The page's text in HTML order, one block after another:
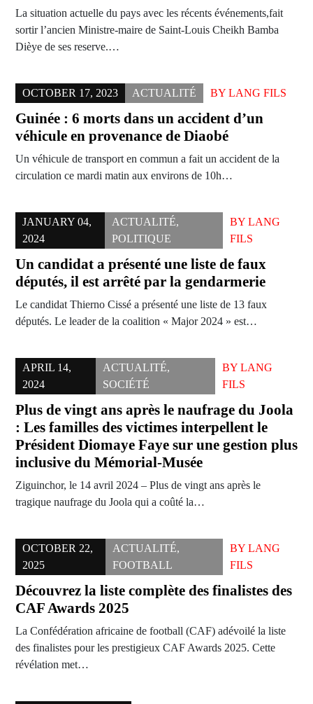
La situation actuelle du pays avec les récents événements,fait
sortir l’ancien Ministre-maire de Saint-Louis Cheikh Bamba
Dièye de ses reserve.…
OCTOBER 17, 2023 ACTUALITÉ BY LANG FILS
Guinée : 6 morts dans un accident d’un
véhicule en provenance de Diaobé
Un véhicule de transport en commun a fait un accident de la
circulation ce mardi matin aux environs de 10h…
JANUARY 04,
2024
ACTUALITÉ,
POLITIQUE
BY LANG
FILS
Un candidat a présenté une liste de faux
députés, il est arrêté par la gendarmerie
Le candidat Thierno Cissé a présenté une liste de 13 faux
députés. Le leader de la coalition « Major 2024 » est…
APRIL 14,
2024
ACTUALITÉ,
SOCIÉTÉ
BY LANG
FILS
Plus de vingt ans après le naufrage du Joola
: Les familles des victimes interpellent le
Président Diomaye Faye sur une gestion plus
inclusive du Mémorial-Musée
Ziguinchor, le 14 avril 2024 – Plus de vingt ans après le
tragique naufrage du Joola qui a coûté la…
OCTOBER 22,
2025
ACTUALITÉ,
FOOTBALL
BYLANG
FILS
Découvrez la liste complète des finalistes des
CAF Awards 2025
La Confédération africaine de football (CAF) adévoilé la liste
des finalistes pour les prestigieux CAF Awards 2025. Cette
révélation met…